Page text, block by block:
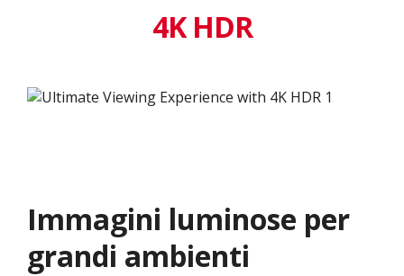
4K HDR
Immagini luminose per
grandi ambienti